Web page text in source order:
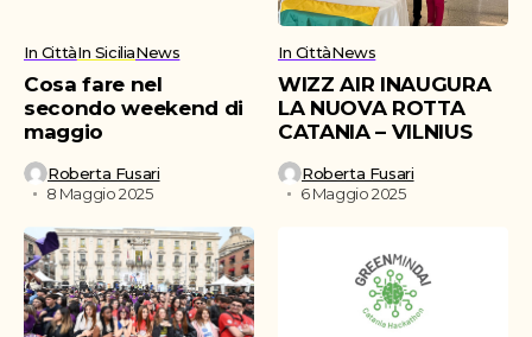
In CittàIn SiciliaNews
Cosa fare nel
secondo weekend di
maggio
Roberta Fusari
8 Maggio 2025
In CittàNews
WIZZ AIR INAUGURA
LA NUOVA ROTTA
CATANIA – VILNIUS
Roberta Fusari
6 Maggio 2025